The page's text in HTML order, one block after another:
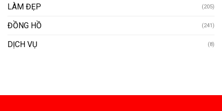
LÀM ĐẸP (205)
ĐỒNG HỒ (241)
DỊCH VỤ (8)